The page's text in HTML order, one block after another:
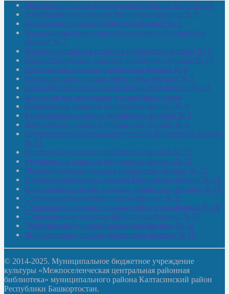
Межпоселенческая центральная районная библиотека
Амзибашевская сельская библиотека-филиал № 1
Бабаевская сельская библиотека-филиал № 2
Большекачаковская сельская модельная библиотека-
филиал № 7
Большекуразовская сельская библиотека-филиал № 3
Верхнетыхтемская сельская библиотека-филиал № 15
Калегинская сельская библиотека-филиал № 6
Калмашевская сельская библиотека-филиал № 5
Калмиябашевская сельская библиотека-филиал № 13
Калтасинская модельная детская библиотека
Кельтеевская сельская библиотека-филиал № 8
Киебаковская сельская библиотека-филиал № 9
Кокушевская сельская библиотека-филиал № 4
Краснохолмская сельская модельная библиотека-филиал
№ 21
Кутеремская сельская библиотека-филиал № 22
Кучашевская сельская библиотека-филиал № 11
Малокачаковская сельская библиотека-филиал № 12
Нижнекачмашевская сельская библиотека-филиал № 14
Новокильбахтинская сельская библиотека-филиал № 19
Сазовская сельская библиотека-филиал № 20
Староорьебашевская сельская библиотека-филиал № 16
Старояшевская сельская библиотека-филиал № 17
Тюльдинская сельская библиотека-филиал № 18
Чилибеевская сельская библиотека-филиал № 10
© 2014-2025. Муниципальное бюджетное учреждение
культуры «Межпоселенческая центральная районная
библиотека» муниципального района Калтасинский район
Республики Башкортостан.